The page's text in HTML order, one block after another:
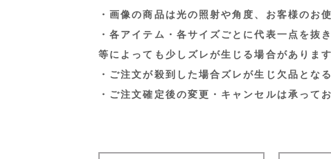
・画像の商品は光の照射や角度、お客様のお
・各アイテム・各サイズごとに代表一点を抜
等によっても少しズレが生じる場合がありま
・ご注文が殺到した場合ズレが生じ欠品とな
・ご注文確定後の変更・キャンセルは承って